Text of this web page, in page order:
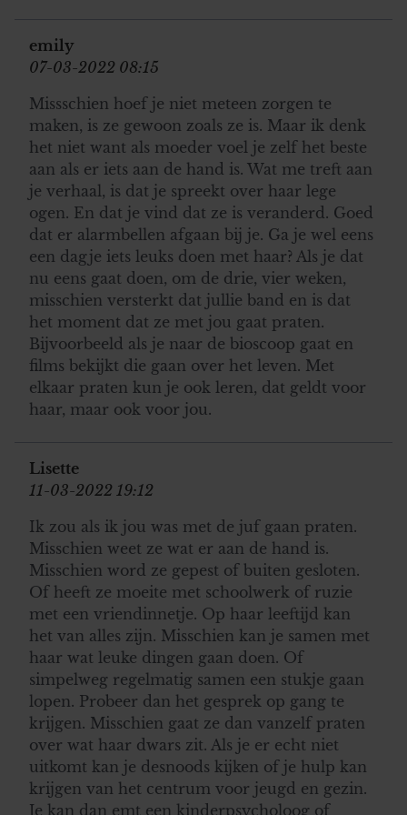
informatie die u aan ze heeft verstrekt of die ze hebben
verzameld op basis van uw gebruik van hun services. U
gebruiken.
emily
07-03-2022 08:15
Missschien hoef je niet meteen zorgen te
maken, is ze gewoon zoals ze is. Maar ik denk
het niet want als moeder voel je zelf het beste
aan als er iets aan de hand is. Wat me treft aan
je verhaal, is dat je spreekt over haar lege
ogen. En dat je vind dat ze is veranderd. Goed
dat er alarmbellen afgaan bij je. Ga je wel eens
een dagje iets leuks doen met haar? Als je dat
nu eens gaat doen, om de drie, vier weken,
misschien versterkt dat jullie band en is dat
het moment dat ze met jou gaat praten.
Bijvoorbeeld als je naar de bioscoop gaat en
films bekijkt die gaan over het leven. Met
elkaar praten kun je ook leren, dat geldt voor
haar, maar ook voor jou.
Lisette
11-03-2022 19:12
Ik zou als ik jou was met de juf gaan praten.
Misschien weet ze wat er aan de hand is.
Misschien word ze gepest of buiten gesloten.
Of heeft ze moeite met schoolwerk of ruzie
met een vriendinnetje. Op haar leeftijd kan
het van alles zijn. Misschien kan je samen met
haar wat leuke dingen gaan doen. Of
simpelweg regelmatig samen een stukje gaan
lopen. Probeer dan het gesprek op gang te
krijgen. Misschien gaat ze dan vanzelf praten
over wat haar dwars zit. Als je er echt niet
uitkomt kan je desnoods kijken of je hulp kan
krijgen van het centrum voor jeugd en gezin.
Je kan dan emt een kinderpsycholoog of